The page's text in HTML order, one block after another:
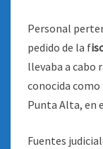
Personal
pedido de la f
llevaba a cabo
conocida como
Punta Alta, en
Fuentes